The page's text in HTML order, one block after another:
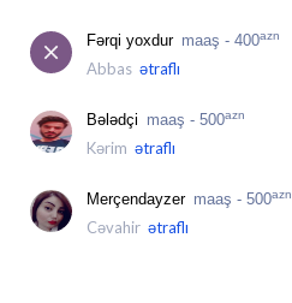
Fərqi yoxdur maaş - 400azn
Abbas ətraflı
Bələdçi maaş - 500azn
Kərim ətraflı
Merçendayzer maaş - 500azn
Cəvahir ətraflı